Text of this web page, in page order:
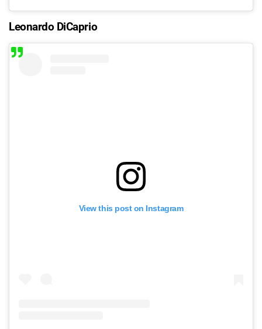
Leonardo DiCaprio
View this post on Instagram